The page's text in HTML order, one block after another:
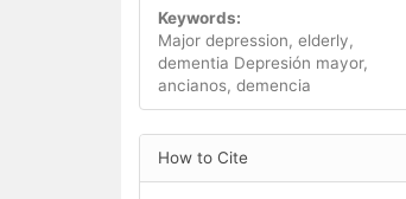
Keywords:
Major depression, elderly,
dementia Depresión mayor,
ancianos, demencia
Article
Details
How to Cite